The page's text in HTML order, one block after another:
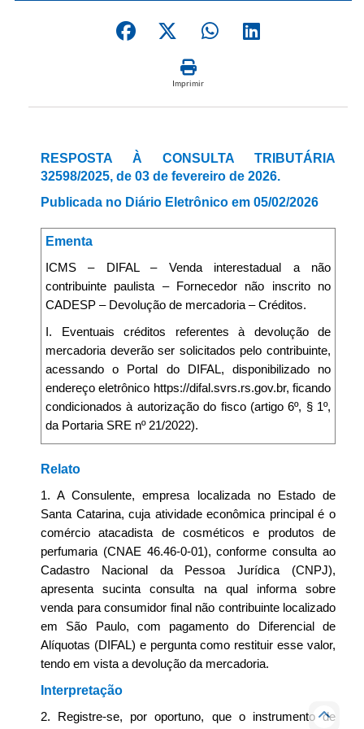
Imprimir
RESPOSTA À CONSULTA TRIBUTÁRIA
32598/2025, de 03 de fevereiro de 2026.
Publicada no Diário Eletrônico em 05/02/2026
Ementa
ICMS – DIFAL – Venda interestadual a não
contribuinte paulista – Fornecedor não inscrito no
CADESP – Devolução de mercadoria – Créditos.
I. Eventuais créditos referentes à devolução de
mercadoria deverão ser solicitados pelo contribuinte,
acessando o Portal do DIFAL, disponibilizado no
endereço eletrônico https://difal.svrs.rs.gov.br, ficando
condicionados à autorização do fisco (artigo 6º, § 1º,
da Portaria SRE nº 21/2022).
Relato
1. A Consulente, empresa localizada no Estado de
Santa Catarina, cuja atividade econômica principal é o
comércio atacadista de cosméticos e produtos de
perfumaria (CNAE 46.46-0-01), conforme consulta ao
Cadastro Nacional da Pessoa Jurídica (CNPJ),
apresenta sucinta consulta na qual informa sobre
venda para consumidor final não contribuinte localizado
em São Paulo, com pagamento do Diferencial de
Alíquotas (DIFAL) e pergunta como restituir esse valor,
tendo em vista a devolução da mercadoria.
Interpretação
2. Registre-se, por oportuno, que o instrumento de